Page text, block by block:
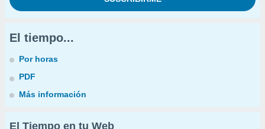
El tiempo...
Por horas
PDF
Más información
El Tiempo en tu Web